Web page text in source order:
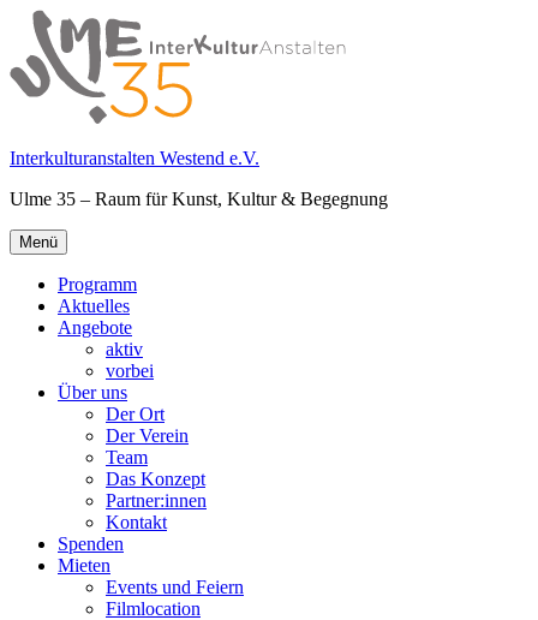
Springe
zum
Inhalt
Interkulturanstalten Westend e.V.
Ulme 35 – Raum für Kunst, Kultur & Begegnung
Primäres
Menü
Menü
Programm
Aktuelles
Angebote
aktiv
vorbei
Über uns
Der Ort
Der Verein
Team
Das Konzept
Partner:innen
Kontakt
Spenden
Mieten
Events und Feiern
Filmlocation